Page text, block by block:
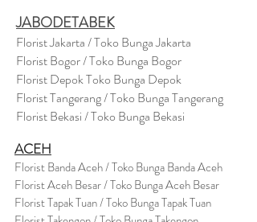
JABODETABEK
Florist Jakarta / Toko Bunga Jakarta
Florist Bogor / Toko Bunga Bogor
Florist Depok Toko Bunga Depok
Florist Tangerang / Toko Bunga Tangerang
Florist Bekasi / Toko Bunga Bekasi
ACEH
Florist Banda Aceh / Toko Bunga Banda Aceh
Florist Aceh Besar / Toko Bunga Aceh Besar
Florist Tapak Tuan / Toko Bunga Tapak Tuan